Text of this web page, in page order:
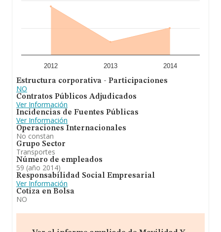
En conclusión, la actividad deMovilidad y
Aparcamientos S.L. (extinguida)
construcción y explotación de toda clase de
aparcamientos para vehículos ya sea a titulo de dueña,
arrendataria, concesionaria o por cualquier otro titulo.
En general, la compañía ha alcanzado un importante
2012 2013 2014
Estructura corporativa - Participaciones
NO
Contratos Públicos Adjudicados
Ver Información
Incidencias de Fuentes Públicas
Ver Información
Operaciones Internacionales
No constan
Grupo Sector
Transportes
Número de empleados
59 (año 2014)
Responsabilidad Social Empresarial
Ver Información
Cotiza en Bolsa
NO